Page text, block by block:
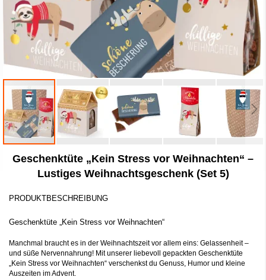
Anfang
Geschenktüte „Kein Stress vor Weihnachten“ –
Lustiges Weihnachtsgeschenk (Set 5)
PRODUKTBESCHREIBUNG
Geschenktüte „Kein Stress vor Weihnachten“
Manchmal braucht es in der Weihnachtszeit vor allem eins: Gelassenheit –
und süße Nervennahrung! Mit unserer liebevoll gepackten Geschenktüte
„Kein Stress vor Weihnachten“ verschenkst du Genuss, Humor und kleine
Auszeiten im Advent.